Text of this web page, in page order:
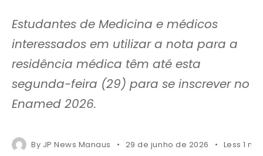
Estudantes de Medicina e médicos
interessados em utilizar a nota para a
residência médica têm até esta
segunda-feira (29) para se inscrever no
Enamed 2026.
By JP News Manaus 29 de junho de 2026 Less 1